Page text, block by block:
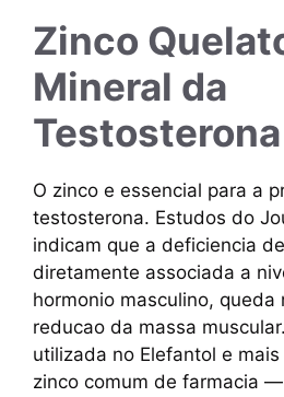
Zinco
Mineral da
Testosterona
O zinco e essencial para a
testosterona. Estudos do
indicam que a deficiencia
diretamente associada a
hormonio masculino,
reducao da massa
utilizada no Elefantol e
zinco comum de farmacia